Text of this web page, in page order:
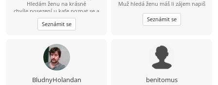
Hledám ženu na krásné
chvíle,posezení u kafe,poznat se a
pak se uvidí.Jízda na horském kole
,lesňačky i traily.Procházka v
přírodě.A i jiné...
Seznámit se
Muž hledá ženu máš li zájem napiš
Seznámit se
BludnyHolandan benitomus